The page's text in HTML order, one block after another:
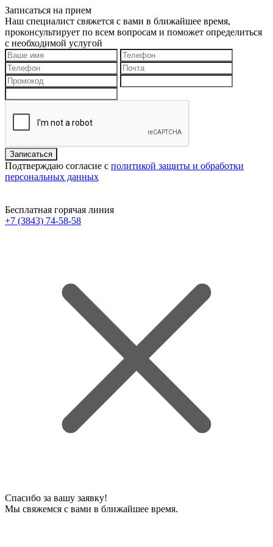
Записаться на прием
Наш специалист свяжется с вами в ближайшее время,
проконсультирует по всем вопросам и поможет определиться
с необходимой услугой
Подтверждаю согласие с политикой защиты и обработки
персональных данных
Бесплатная горячая линия
+7 (3843) 74-58-58
Спасибо за вашу заявку!
Мы свяжемся с вами в ближайшее время.